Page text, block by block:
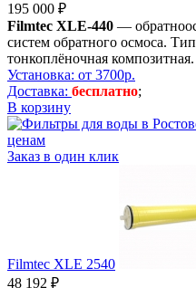
195 000 ₽
Filmtec XLE-440 —
систем обратного осмоса.
тонкоплёночная композитная.
Установка: от 3700р.
Доставка: бесплатно;
В корзину
Заказ в один клик
Filmtec XLE 2540
48 192 ₽